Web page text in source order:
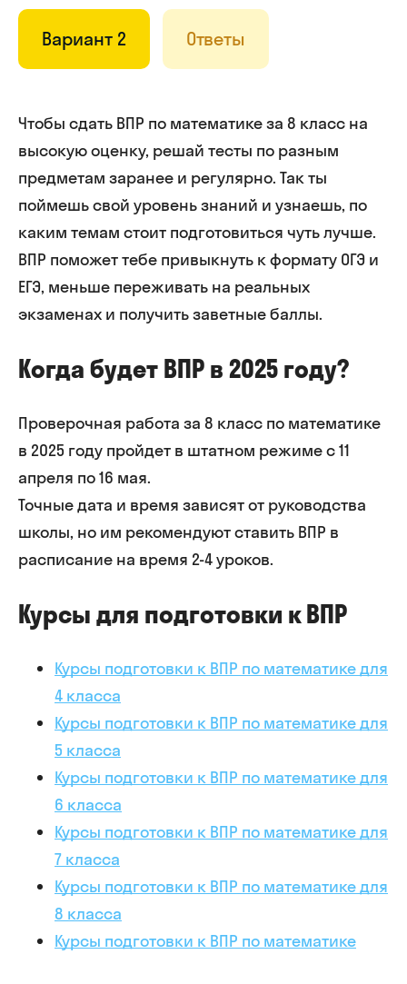
Вариант 2 Ответы
Чтобы сдать ВПР по математике за 8 класс на
высокую оценку, решай тесты по разным
предметам заранее и регулярно. Так ты
поймешь свой уровень знаний и узнаешь, по
каким темам стоит подготовиться чуть лучше.
ВПР поможет тебе привыкнуть к формату ОГЭ и
ЕГЭ, меньше переживать на реальных
экзаменах и получить заветные баллы.
Когда будет ВПР в 2025 году?
Проверочная работа за 8 класс по математике
в 2025 году пройдет в штатном режиме с 11
апреля по 16 мая.
Точные дата и время зависят от руководства
школы, но им рекомендуют ставить ВПР в
расписание на время 2-4 уроков.
Курсы для подготовки к ВПР
Курсы подготовки к ВПР по математике для
4 класса
Курсы подготовки к ВПР по математике для
5 класса
Курсы подготовки к ВПР по математике для
6 класса
Курсы подготовки к ВПР по математике для
7 класса
Курсы подготовки к ВПР по математике для
8 класса
Курсы подготовки к ВПР по математике